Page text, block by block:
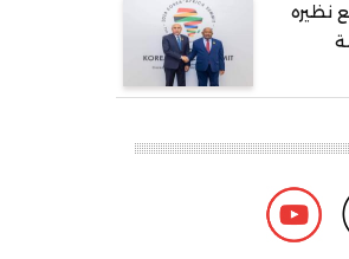
نظيره